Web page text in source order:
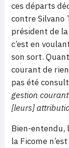
ces départs
contre Silvano
président de
c’est en
son sort.
courant de
pas été
gestion
[leurs]
Bien-entendu,
la Ficome